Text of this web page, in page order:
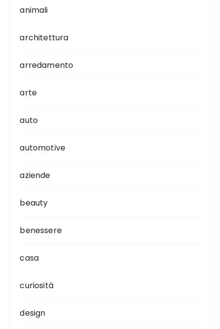
animali
architettura
arredamento
arte
auto
automotive
aziende
beauty
benessere
casa
curiosità
design